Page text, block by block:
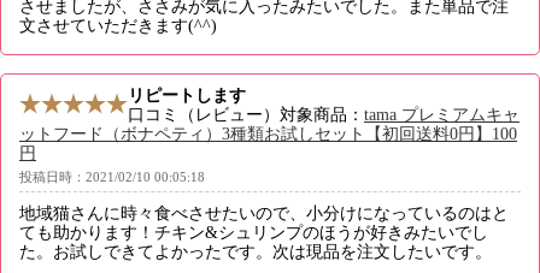
させましたが、ささみが気に入ったみたいでした。また単品で注
文させていただきます(^^)
リピートします
口コミ（レビュー）対象商品： tama プレミアムキャ
ットフード（ボナペティ）3種類お試しセット【初回送料0円】100
円
投稿日時：2021/02/10 00:05:18
地域猫さんに時々食べさせたいので、小分けになっているのはと
ても助かります！チキン&シュリンプのほうが好きみたいでし
た。お試しできてよかったです。次は現品を注文したいです。